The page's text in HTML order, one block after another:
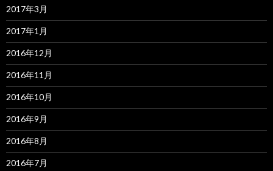
2017年3月
2017年1月
2016年12月
2016年11月
2016年10月
2016年9月
2016年8月
2016年7月